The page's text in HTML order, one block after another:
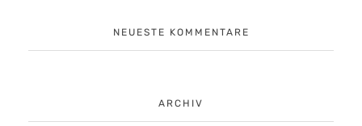
NEUESTE KOMMENTARE
ARCHIV